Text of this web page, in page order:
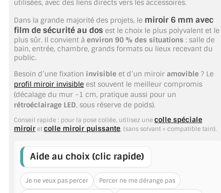
TOUS LES TARIFS AU M2
GUIDE : CHOIX PAR UTILISATION
INSPIRATIONS ET NOUVEAUTÉS
AMBIANCE LAITON BROSSÉ
MIROIRS VIEILLIS AMBIANCE BRASSERIE
MIROIR SUR MESURE
MIROIR DÉCORATIF DE COULEUR
LOTS DE MIROIRS EN MOZAÏQUE
utilisées, avec des liens directs vers les accessoires.
Dans la grande majorité des projets, le miroir 6 mm avec
film de sécurité au dos est le choix le plus polyvalent et le
plus sûr. Il convient à environ 90 % des situations : salle de
bain, entrée, chambre, grands formats ou lieux recevant du
public.
Besoin d’une fixation invisible et d’un miroir amovible ? Le
profil miroir invisible est souvent le meilleur compromis
(décalage du mur ~1 cm, pratique aussi pour un
rétroéclairage LED, sous réserve de poids).
Conseil rapide : pour la pose collée, utilisez une colle spéciale
miroiretcolle miroir puissante, (sans solvant = compatible tain).
Aide au choix (clic rapide)
Je ne veux pas percer Percer ne me dérange pas